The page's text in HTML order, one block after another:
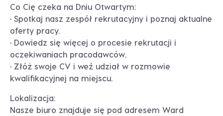
Co Cię czeka na Dniu Otwartym:
• Spotkaj nasz zespół rekrutacyjny i poznaj aktualne
oferty pracy.
• Dowiedz się więcej o procesie rekrutacji i
oczekiwaniach pracodawców.
• Złóż swoje CV i weź udział w rozmowie
kwalifikacyjnej na miejscu.
Lokalizacja:
Nasze biuro znajduje się pod adresem Ward